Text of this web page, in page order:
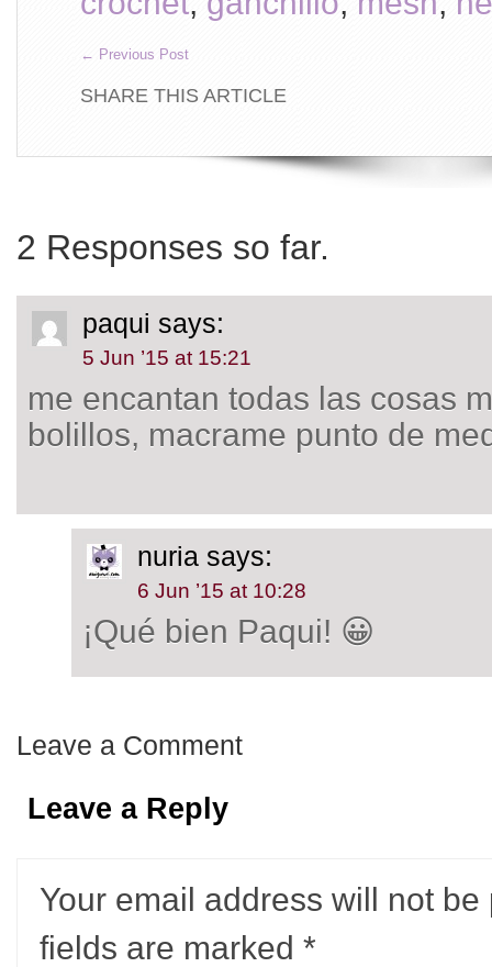
← Previous Post
SHARE THIS ARTICLE
2 Responses so far.
paqui says:
5 Jun ’15 at 15:21
me encantan todas las cosas
bolillos, macrame punto de
nuria says:
6 Jun ’15 at 10:28
¡Qué bien Paqui! 😀
Leave a Comment
Leave a Reply
Your email address will not be
fields are marked *